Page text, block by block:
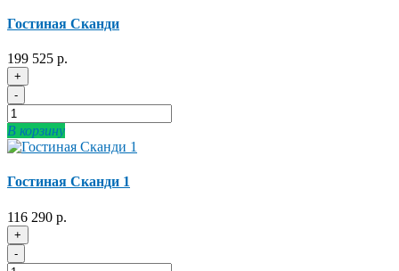
Гостиная Сканди
199 525 р.
+
-
В корзину
Гостиная Сканди 1
116 290 р.
+
-